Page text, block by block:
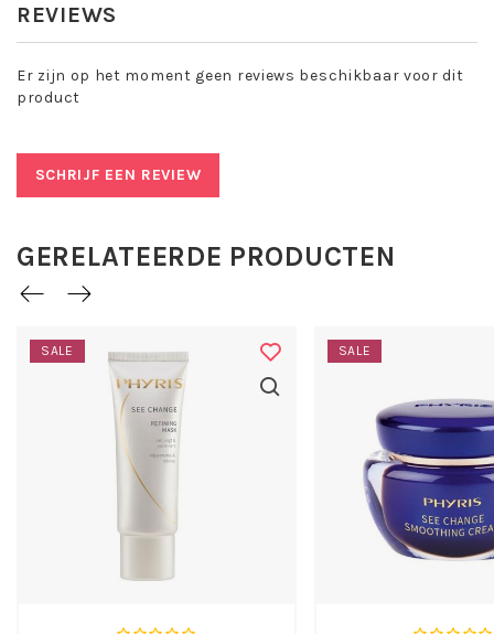
van rimpels wordt verminderd.
EYE and LIP
Verjongt en verstevigt.
Zorgt met een lipogel-textuur voor een diepgaand,
Toepassing Phyris See Change Eye and
Lip:
Breng na de reiniging en de Somi van uw keuze, een
hoeveelheid Phyris See Change Eye and Lip ter grootte van
een parel aan op de ogen en lippen en klop zachtjes in.
Breng vervolgens een bijpassend gezichtsverzorging
Blue Evolution Essences- de
Blue Evolution Essences zijn een
maritiem trio van werkzame
volgende biotechnologisch
REVIEWS
Er zijn op het moment geen reviews beschikbaar voor dit
product
SCHRIJF EEN REVIEW
GERELATEERDE PRODUCTEN
SALE SALE